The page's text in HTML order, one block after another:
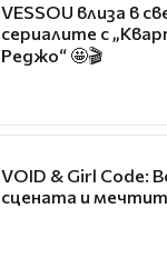
VESSOU влиза в
сериалите с
Реджо“ 🤩🎬
VOID & Girl Code:
сцената и